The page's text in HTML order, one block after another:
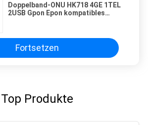
Doppelband-ONU HK718 4GE 1TEL
2USB Gpon Epon kompatibles
Fortsetzen
Top Produkte